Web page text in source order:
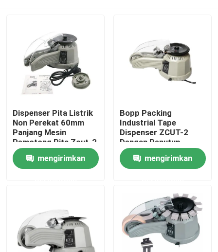
Rumah
Tentang kami
Tur Pabrik
Dispenser Pita Listrik
Non Perekat 60mm
Panjang Mesin
Pemotong Pita Zcut-2
mengirimkan
Bopp Packing
Industrial Tape
Dispenser ZCUT-2
Dengan Penutup
Pengaman
mengirimkan